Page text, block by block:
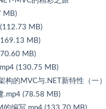
MB)
MB)
MB)
MB)
(130.75 MB)
的MVC与.NET新特性（一）
.mp4 (78.58 MB)